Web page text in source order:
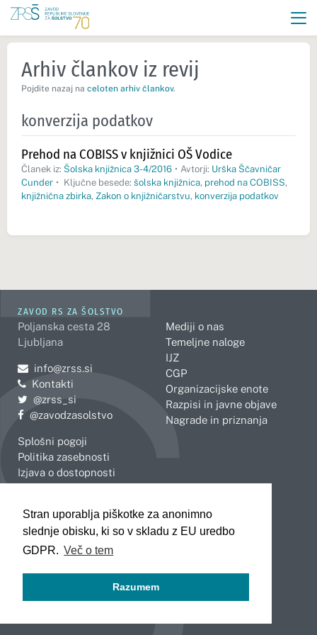
Stran uporablja piškotke za anonimno
slednje obisku, ki so v skladu z EU uredbo
GDPR. Več o tem
Razumem
Arhiv člankov iz revij
Pojdite nazaj na celoten arhiv člankov.
konverzija podatkov
Prehod na COBISS v knjižnici OŠ Vodice
Članek iz: Šolska knjižnica 3-4/2016 • Avtorji: Urška Ščavničar
Cunder • Ključne besede: šolska knjižnica, prehod na COBISS,
knjižnična zbirka, Zakon o knjižničarstvu, konverzija podatkov
ZAVOD RS ZA ŠOLSTVO
Poljanska cesta 28
Ljubljana
Pošljite e-mail na
info@zrss.si
Kontakti
Pojdite na Twitter:
@zrss_si
Pojdite na Facebook:
@zavodzasolstvo
Splošni pogoji
Politika zasebnosti
Izjava o dostopnosti
Mediji o nas
Temeljne naloge
IJZ
CGP
Organizacijske enote
Razpisi in javne objave
Nagrade in priznanja
Celje
Koper
Kranj
Novo mesto
Slovenj Gradec